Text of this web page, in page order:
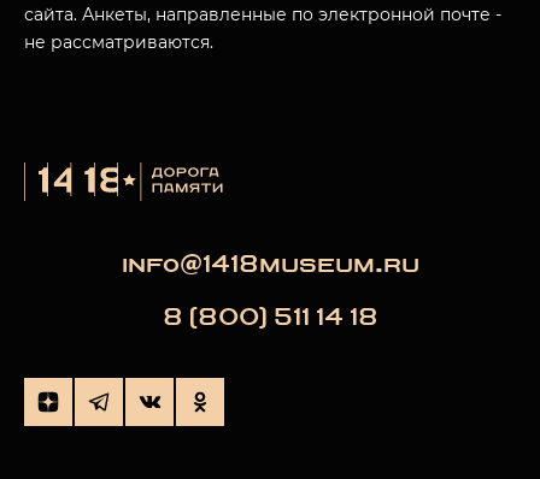
сайта. Анкеты, направленные по электронной почте -
не рассматриваются.
info@1418museum.ru
8 (800) 511 14 18